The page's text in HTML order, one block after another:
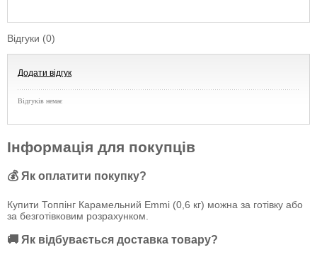
Відгуки (0)
Додати відгук
Відгуків немає
Інформація для покупців
💰 Як оплатити покупку?
Купити Топпінг Карамельний Emmi (0,6 кг) можна за готівку або
за безготівковим розрахунком.
🚚 Як відбувається доставка товару?